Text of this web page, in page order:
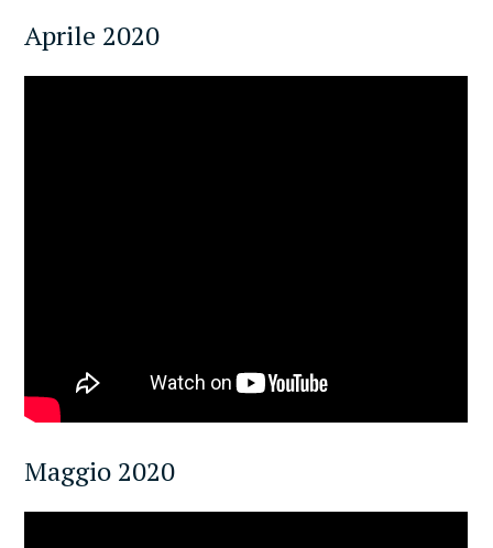
Aprile 2020
Maggio 2020